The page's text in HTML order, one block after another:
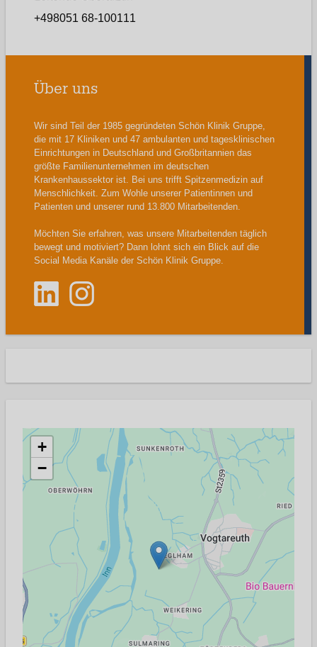
+498051 68-100111
Über uns
Wir sind Teil der 1985 gegründeten Schön Klinik Gruppe,
die mit 17 Kliniken und 47 ambulanten und tagesklinischen
Einrichtungen in Deutschland und Großbritannien das
größte Familienunternehmen im deutschen
Krankenhaussektor ist. Bei uns trifft Spitzenmedizin auf
Menschlichkeit. Zum Wohle unserer Patientinnen und
Patienten und unserer rund 13.800 Mitarbeitenden.
Möchten Sie erfahren, was unsere Mitarbeitenden täglich
bewegt und motiviert? Dann lohnt sich ein Blick auf die
Social Media Kanäle der Schön Klinik Gruppe.
+
−